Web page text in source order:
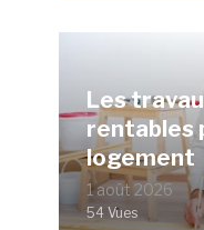
Les
rentables
logement
1 août 2026
54 Vues